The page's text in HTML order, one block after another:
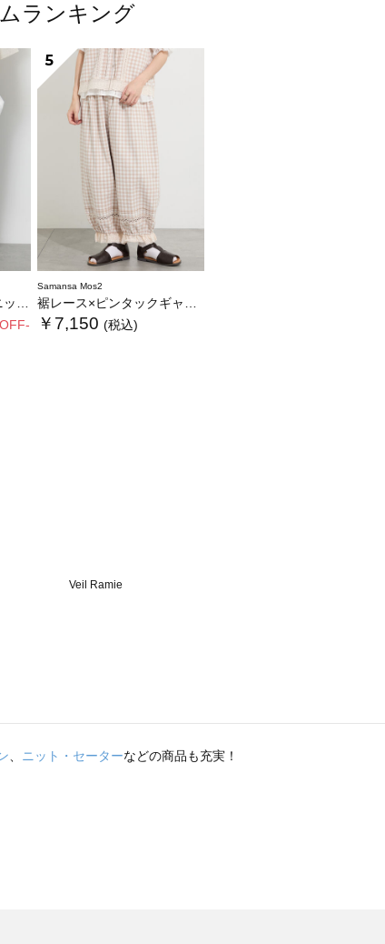
ランキング
ンツ
5
Samansa Mos2
裾レース×ピンタックギャザーパンツ《限定カラーあり》
￥7,150 (税込)
、 ニット・セーターなどの商品も充実！